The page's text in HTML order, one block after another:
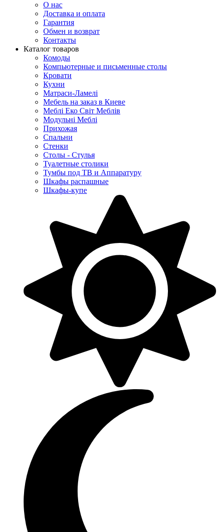
О нас
Доставка и оплата
Гарантия
Обмен и возврат
Контакты
Каталог товаров
Комоды
Компьютерные и письменные столы
Кровати
Кухни
Матраси-Ламелі
Мебель на заказ в Киеве
Меблі Еко Світ Меблів
Модульні Меблі
Прихожая
Спальни
Стенки
Столы - Стулья
Туалетные столики
Тумбы под ТВ и Аппаратуру
Шкафы распашные
Шкафы-купе